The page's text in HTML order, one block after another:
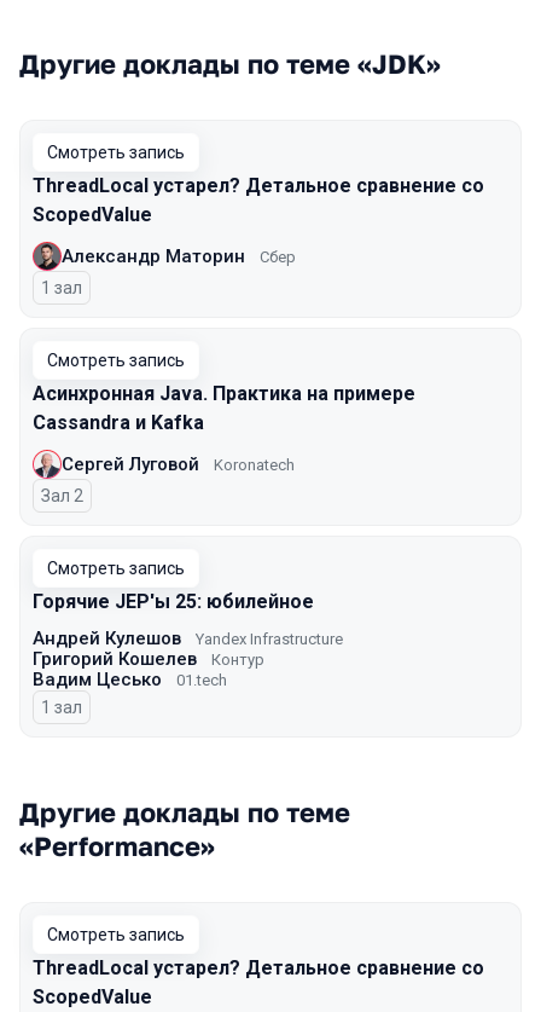
Другие доклады по теме «JDK»
Смотреть запись
ThreadLocal устарел? Детальное сравнение со
ScopedValue
Александр Маторин Сбер
1 зал
Смотреть запись
Асинхронная Java. Практика на примере
Cassandra и Kafka
Сергей Луговой Koronatech
Зал 2
Смотреть запись
Горячие JEP'ы 25: юбилейное
Андрей Кулешов Yandex Infrastructure
Григорий Кошелев Контур
Вадим Цесько 01.tech
1 зал
Другие доклады по теме
«Performance»
Смотреть запись
ThreadLocal устарел? Детальное сравнение со
ScopedValue